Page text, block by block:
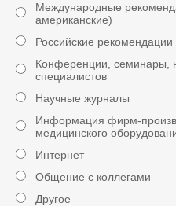
Международные
американские)
Российские рекомендации
Конференции, семинары,
специалистов
Научные журналы
Информация фирм-
медицинского
Интернет
Общение с коллегами
Другое